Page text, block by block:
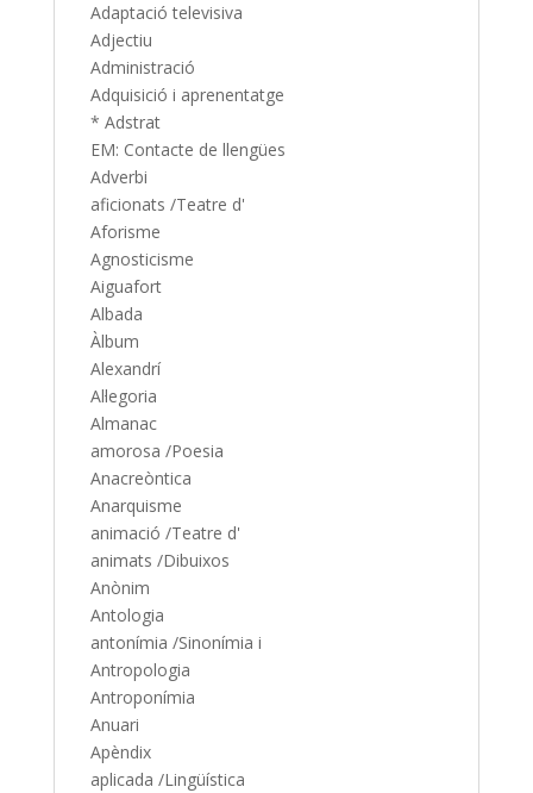
Adaptació televisiva
Adjectiu
Administració
Adquisició i aprenentatge
* Adstrat
EM: Contacte de llengües
Adverbi
aficionats /Teatre d'
Aforisme
Agnosticisme
Aiguafort
Albada
Àlbum
Alexandrí
Al·legoria
Almanac
amorosa /Poesia
Anacreòntica
Anarquisme
animació /Teatre d'
animats /Dibuixos
Anònim
Antologia
antonímia /Sinonímia i
Antropologia
Antroponímia
Anuari
Apèndix
aplicada /Lingüística